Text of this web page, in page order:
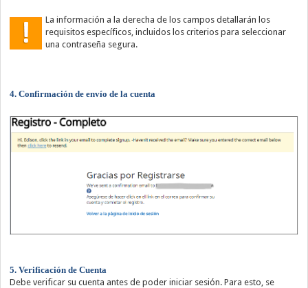
La información a la derecha de los campos detallarán los
requisitos específicos, incluidos los criterios para seleccionar
una contraseña segura.
4. Confirmación de envío de la cuenta
5. Verificación de Cuenta
Debe verificar su cuenta antes de poder iniciar sesión. Para esto, se